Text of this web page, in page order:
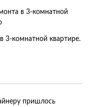
3-комнатной квартире.
пришлось